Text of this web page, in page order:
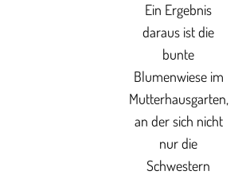
Ein Ergebnis
daraus ist die
bunte
Blumenwiese im
Mutterhausgarten,
an der sich nicht
nur die
Schwestern